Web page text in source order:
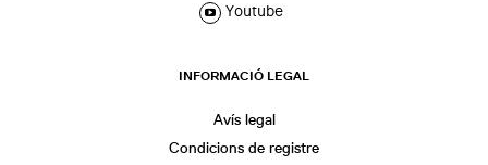
Youtube
INFORMACIÓ LEGAL
Avís legal
Condicions de registre